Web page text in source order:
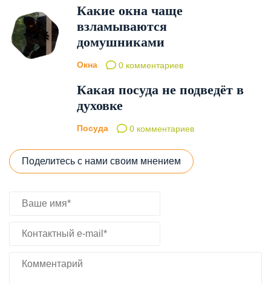
Какие окна чаще
взламываются
домушниками
Окна 0 комментариев
Какая посуда не подведёт в
духовке
Посуда 0 комментариев
Поделитесь с нами своим мнением